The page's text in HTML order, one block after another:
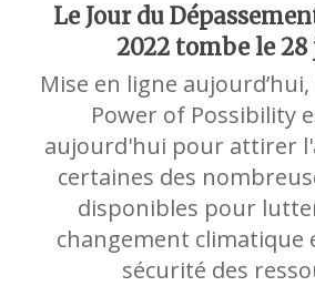
Le Jour du
2022 tombe le
Mise en ligne
Power of Possibility
aujourd'hui pour attirer
certaines des
disponibles pour
changement climatique
sécurité des